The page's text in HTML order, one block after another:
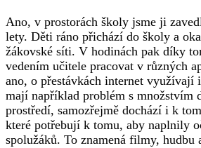
Ano, v prostorách školy jsme ji
lety. Děti ráno přichází do školy a
žákovské síti. V hodinách pak díky
vedením učitele pracovat v různých
ano, o přestávkách internet
mají například problém s množstvím
prostředí, samozřejmě dochází i k
které potřebují k tomu, aby naplnily
spolužáků. To znamená filmy, hudbu